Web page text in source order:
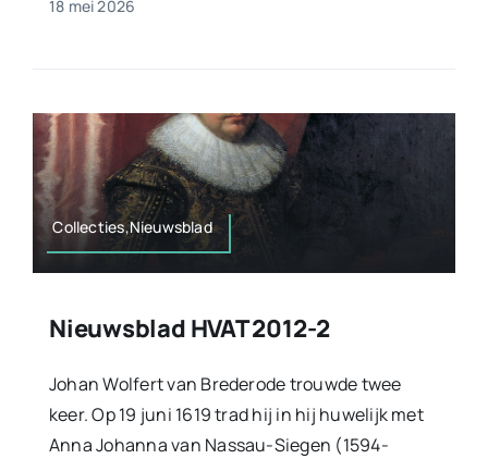
18 mei 2026
Collecties,Nieuwsblad
Nieuwsblad HVAT 2012-2
Johan Wolfert van Brederode trouwde twee
keer. Op 19 juni 1619 trad hij in hij huwelijk met
Anna Johanna van Nassau-Siegen (1594-